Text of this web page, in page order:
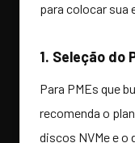
para colocar sua
1. Seleção do
Para PMEs que
recomenda o
discos NVMe e o